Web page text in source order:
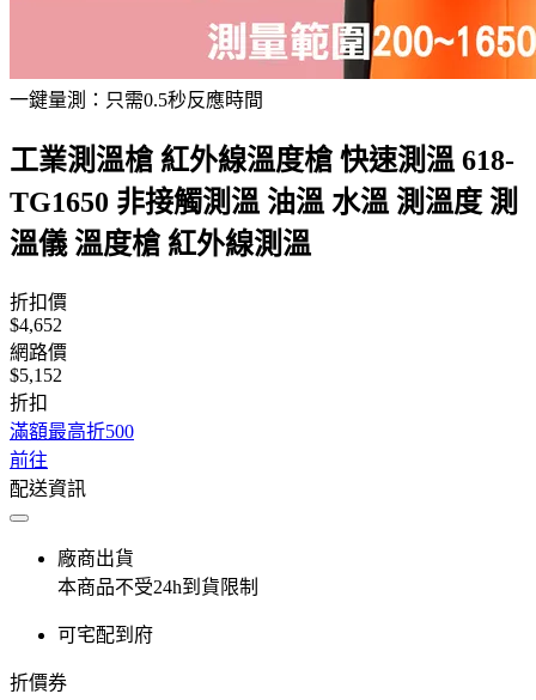
一鍵量測：只需0.5秒反應時間
工業測溫槍 紅外線溫度槍 快速測溫 618-
TG1650 非接觸測溫 油溫 水溫 測溫度 測
溫儀 溫度槍 紅外線測溫
折扣價
$4,652
網路價
$5,152
折扣
滿額最高折500
前往
配送資訊
廠商出貨
本商品不受24h到貨限制
可宅配到府
折價券